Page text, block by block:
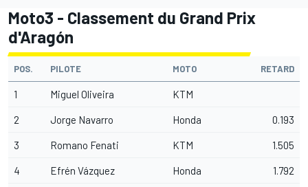
Moto3 - Classement du Grand Prix
d'Aragón
POS. PILOTE MOTO RETARD
1 Miguel Oliveira KTM
2 Jorge Navarro Honda 0.193
3 Romano Fenati KTM 1.505
4 Efrén Vázquez Honda 1.792